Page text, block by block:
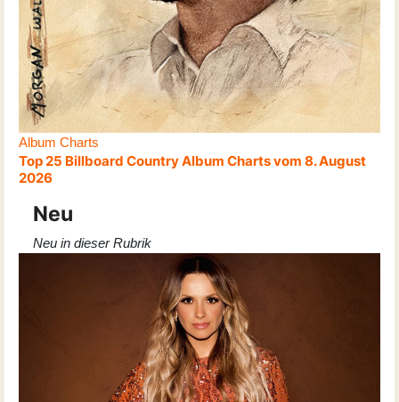
Album Charts
Top 25 Billboard Country Album Charts vom 8. August
2026
Neu
Neu in dieser Rubrik